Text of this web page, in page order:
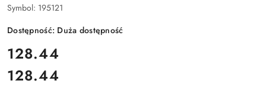
Symbol: 195121
Dostępność: Duża dostępność
cena:
128.44
Cena:
128.44